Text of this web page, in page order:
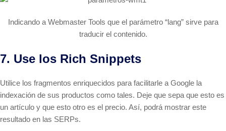
Indicando a Webmaster Tools que el parámetro “lang” sirve para
traducir el contenido.
7. Use los Rich Snippets
Utilice los fragmentos enriquecidos para facilitarle a Google la
indexación de sus productos como tales. Deje que sepa que esto es
un artículo y que esto otro es el precio. Así, podrá mostrar este
resultado en las SERPs.